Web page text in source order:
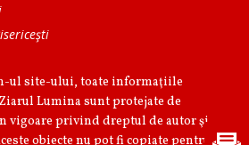
ul site-ului, toate informaţiile
Lumina sunt protejate de
vigoare privind dreptul de autor şi
obiecte nu pot fi copiate pentru